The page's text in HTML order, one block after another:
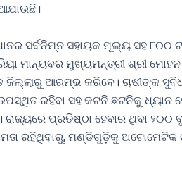
ସର୍ବନିମ୍ନ ସହାୟକ ମୂଲ୍ୟ ସହ
ମାନ୍ୟବର ମୁଖ୍ୟମନ୍ତ୍ରୀ ଶ୍ରୀ ମୋହନ
ଆରମ୍ଭ କରିବେ। ଚାଷୀଙ୍କ
ରହିବା ସହ କଟନି ଛଟନିକୁ ଧ୍ୟାନ
ପ୍ରତିଷ୍ଠା ହେବାର ଥିବା
ରହିଥିବାରୁ, ମଣ୍ଡିଗୁଡ଼ିକୁ ଅଟୋମେଟିକ